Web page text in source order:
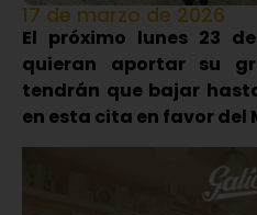
17 de marzo de 2026
El próximo lunes 23
quieran aportar su
tendrán que bajar
en esta cita en favor del